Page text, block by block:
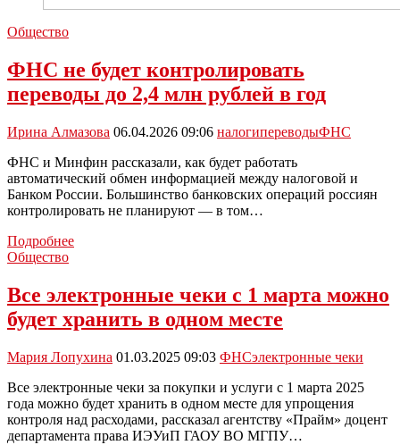
Общество
ФНС не будет контролировать
переводы до 2,4 млн рублей в год
Ирина Алмазова 06.04.2026 09:06 налогипереводыФНС
ФНС и Минфин рассказали, как будет работать
автоматический обмен информацией между налоговой и
Банком России. Большинство банковских операций россиян
контролировать не планируют — в том…
ПодробнееФНС
переводы
до
млн
рублей
в
год
Общество
Все электронные чеки с 1 марта можно
будет хранить в одном месте
Мария Лопухина 01.03.2025 09:03 ФНСэлектронные чеки
Все электронные чеки за покупки и услуги с 1 марта 2025
года можно будет хранить в одном месте для упрощения
контроля над расходами, рассказал агентству «Прайм» доцент
департамента права ИЭУиП ГАОУ ВО МГПУ…